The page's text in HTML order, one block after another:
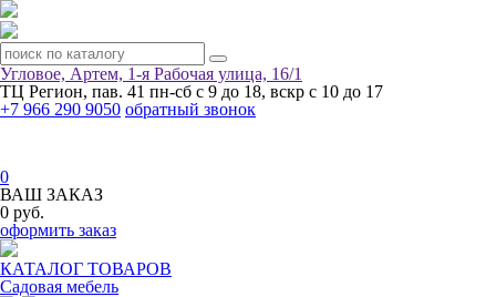
Угловое, Артем, ​1-я Рабочая улица, 16/1
ТЦ Регион, пав. 41 пн-сб с 9 до 18, вскр с 10 до 17
+7 966 290 9050 обратный звонок
0
ВАШ ЗАКАЗ
0 руб.
оформить заказ
КАТАЛОГ ТОВАРОВ
Садовая мебель